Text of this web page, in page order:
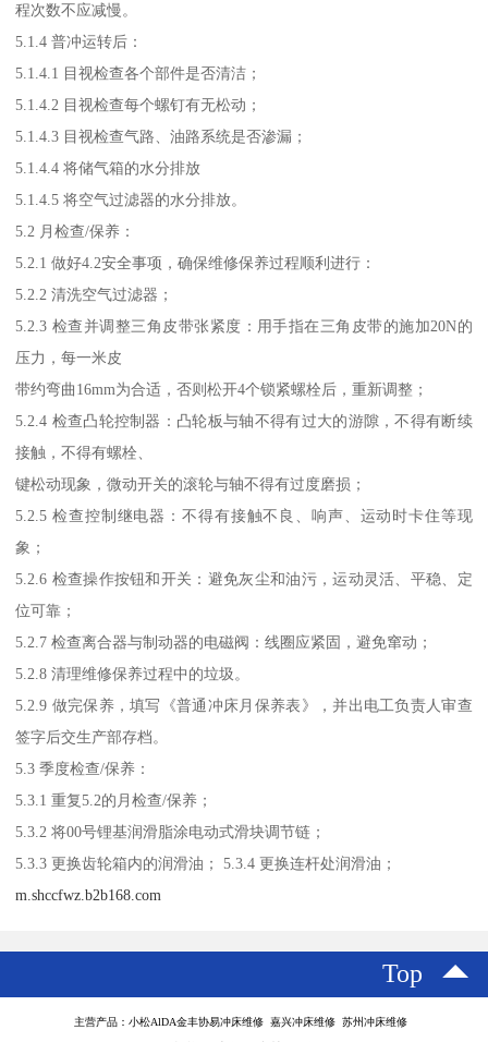
程次数不应减慢。
5.1.4 普冲运转后：
5.1.4.1 目视检查各个部件是否清洁；
5.1.4.2 目视检查每个螺钉有无松动；
5.1.4.3 目视检查气路、油路系统是否渗漏；
5.1.4.4 将储气箱的水分排放
5.1.4.5 将空气过滤器的水分排放。
5.2 月检查/保养：
5.2.1 做好4.2安全事项，确保维修保养过程顺利进行：
5.2.2 清洗空气过滤器；
5.2.3 检查并调整三角皮带张紧度：用手指在三角皮带的施加20N的
压力，每一米皮
带约弯曲16mm为合适，否则松开4个锁紧螺栓后，重新调整；
5.2.4 检查凸轮控制器：凸轮板与轴不得有过大的游隙，不得有断续
接触，不得有螺栓、
键松动现象，微动开关的滚轮与轴不得有过度磨损；
5.2.5 检查控制继电器：不得有接触不良、响声、运动时卡住等现
象；
5.2.6 检查操作按钮和开关：避免灰尘和油污，运动灵活、平稳、定
位可靠；
5.2.7 检查离合器与制动器的电磁阀：线圈应紧固，避免窜动；
5.2.8 清理维修保养过程中的垃圾。
5.2.9 做完保养，填写《普通冲床月保养表》，并出电工负责人审查
签字后交生产部存档。
5.3 季度检查/保养：
5.3.1 重复5.2的月检查/保养；
5.3.2 将00号锂基润滑脂涂电动式滑块调节链；
5.3.3 更换齿轮箱内的润滑油； 5.3.4 更换连杆处润滑油；
m.shccfwz.b2b168.com
Top
主营产品：小松AlDA金丰协易冲床维修 嘉兴冲床维修 苏州冲床维修